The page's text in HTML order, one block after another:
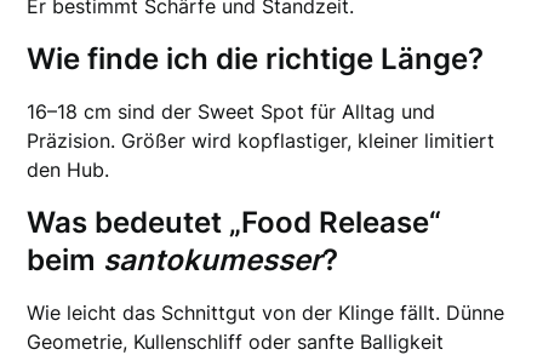
Er bestimmt Schärfe und Standzeit.
Wie finde ich die richtige Länge?
16–18 cm sind der Sweet Spot für Alltag und
Präzision. Größer wird kopflastiger, kleiner limitiert
den Hub.
Was bedeutet „Food Release“
beim santokumesser?
Wie leicht das Schnittgut von der Klinge fällt. Dünne
Geometrie, Kullenschliff oder sanfte Balligkeit